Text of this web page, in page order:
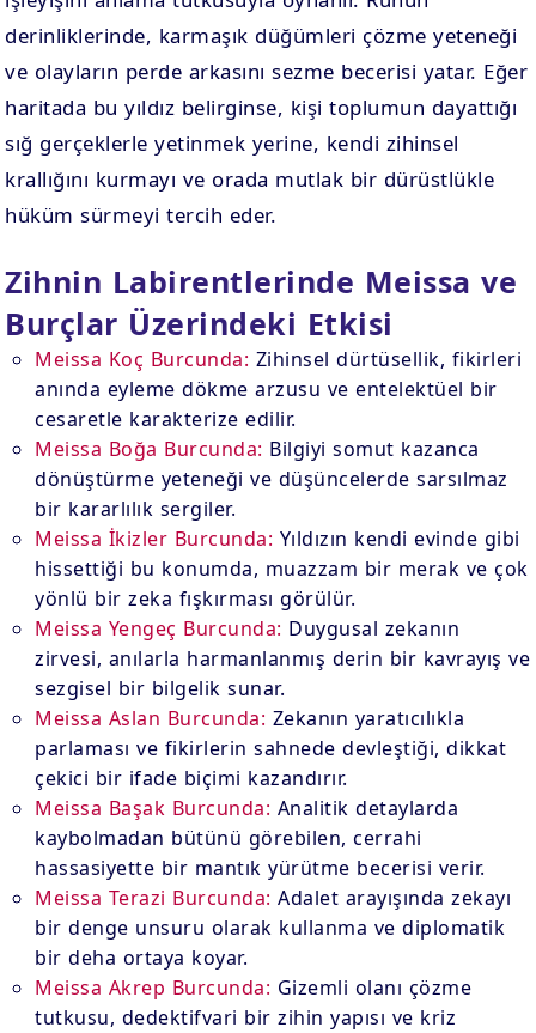
derinliklerinde, karmaşık düğümleri çözme yeteneği
ve olayların perde arkasını sezme becerisi yatar. Eğer
haritada bu yıldız belirginse, kişi toplumun dayattığı
sığ gerçeklerle yetinmek yerine, kendi zihinsel
krallığını kurmayı ve orada mutlak bir dürüstlükle
hüküm sürmeyi tercih eder.
Zihnin Labirentlerinde Meissa ve
Burçlar Üzerindeki Etkisi
Meissa Koç Burcunda: Zihinsel dürtüsellik, fikirleri
anında eyleme dökme arzusu ve entelektüel bir
cesaretle karakterize edilir.
Meissa Boğa Burcunda: Bilgiyi somut kazanca
dönüştürme yeteneği ve düşüncelerde sarsılmaz
bir kararlılık sergiler.
Meissa İkizler Burcunda: Yıldızın kendi evinde gibi
hissettiği bu konumda, muazzam bir merak ve çok
yönlü bir zeka fışkırması görülür.
Meissa Yengeç Burcunda: Duygusal zekanın
zirvesi, anılarla harmanlanmış derin bir kavrayış ve
sezgisel bir bilgelik sunar.
Meissa Aslan Burcunda: Zekanın yaratıcılıkla
parlaması ve fikirlerin sahnede devleştiği, dikkat
çekici bir ifade biçimi kazandırır.
Meissa Başak Burcunda: Analitik detaylarda
kaybolmadan bütünü görebilen, cerrahi
hassasiyette bir mantık yürütme becerisi verir.
Meissa Terazi Burcunda: Adalet arayışında zekayı
bir denge unsuru olarak kullanma ve diplomatik
bir deha ortaya koyar.
Meissa Akrep Burcunda: Gizemli olanı çözme
tutkusu, dedektifvari bir zihin yapısı ve kriz